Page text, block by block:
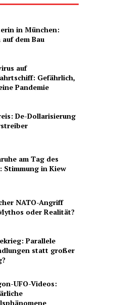
in München:
auf dem Bau
auf
Gefährlich,
Pandemie
De-Dollarisierung
am Tag des
Stimmung in Kiew
NATO-Angriff
oder Realität?
Parallele
statt großer
UFO-Videos: